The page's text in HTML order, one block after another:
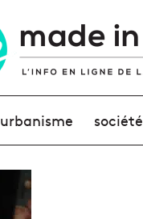
urbanisme société